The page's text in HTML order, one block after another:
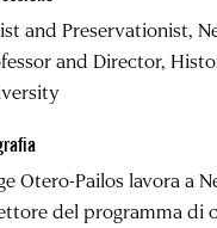
and Preservationist,
and Director,
Otero-Pailos lavora a
del programma di